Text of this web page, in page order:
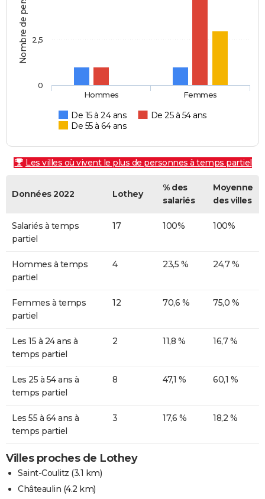
De 15 à 24 ans
De 25 à 54 ans
De 55 à 64 ans
Hommes Femmes
0
2,5
Les villes où vivent le plus de personnes à temps partiel
Données 2022 Lothey
% des
salariés
Moyenne
des villes
Salariés à temps
partiel
17 100% 100%
Hommes à temps
partiel
4 23,5 % 24,7 %
Femmes à temps
partiel
12 70,6 % 75,0 %
Les 15 à 24 ans à
temps partiel
2 11,8 % 16,7 %
Les 25 à 54 ans à
temps partiel
8 47,1 % 60,1 %
Les 55 à 64 ans à
temps partiel
3 17,6 % 18,2 %
Villes proches de Lothey
Saint-Coulitz (3.1 km)
Châteaulin (4.2 km)